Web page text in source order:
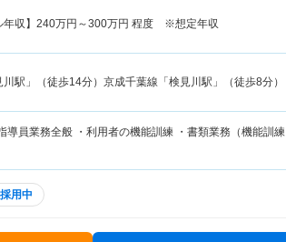
収】 240万円～300万円 程度 ※想定年収
川駅」（徒歩14分）京成千葉線「検見川駅」（徒歩8分）
導員業務全般 ・利用者の機能訓練 ・書類業務（機能訓練
用中